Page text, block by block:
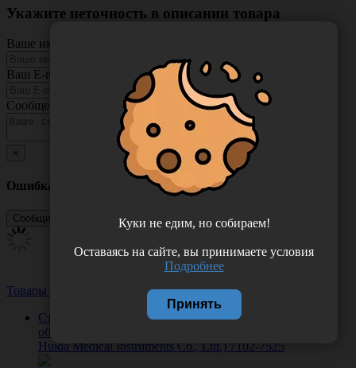
Укажите неточность в описании товара
Ваше имя
Ваш E-mail
Сообщение
×
Ошибка
Товары из этой категории Посмотреть все
Стекло предметное (75*25 мм, толщина 1,0-1,2 мм,
обрезные края), 50 штук/упаковка, Китай (Yancheng
Huida Medical Instruments Co., Ltd.) 7102-7525
Куки не едим, но собираем!
Оставаясь на сайте, вы принимаете условия
Подробнее
Принять